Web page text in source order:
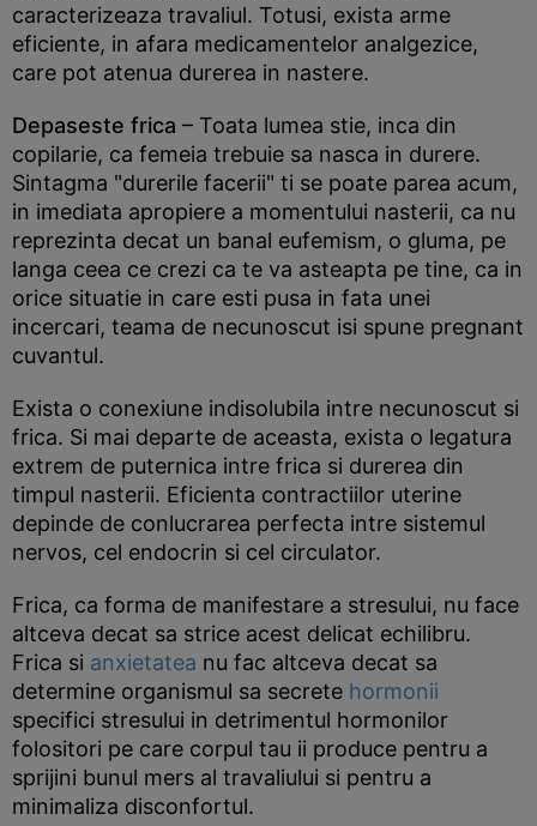
caracterizeaza travaliul. Totusi, exista arme
eficiente, in afara medicamentelor analgezice,
care pot atenua durerea in nastere.
Depaseste frica – Toata lumea stie, inca din
copilarie, ca femeia trebuie sa nasca in durere.
Sintagma "durerile facerii" ti se poate parea acum,
in imediata apropiere a momentului nasterii, ca nu
reprezinta decat un banal eufemism, o gluma, pe
langa ceea ce crezi ca te va asteapta pe tine, ca in
orice situatie in care esti pusa in fata unei
incercari, teama de necunoscut isi spune pregnant
cuvantul.
Exista o conexiune indisolubila intre necunoscut si
frica. Si mai departe de aceasta, exista o legatura
extrem de puternica intre frica si durerea din
timpul nasterii. Eficienta contractiilor uterine
depinde de conlucrarea perfecta intre sistemul
nervos, cel endocrin si cel circulator.
Frica, ca forma de manifestare a stresului, nu face
altceva decat sa strice acest delicat echilibru.
Frica si anxietatea nu fac altceva decat sa
determine organismul sa secrete hormonii
specifici stresului in detrimentul hormonilor
folositori pe care corpul tau ii produce pentru a
sprijini bunul mers al travaliului si pentru a
minimaliza disconfortul.